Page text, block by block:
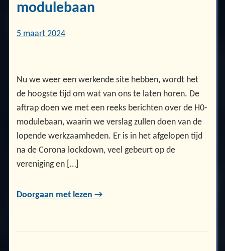
modulebaan
5 maart 2024
Nu we weer een werkende site hebben, wordt het
de hoogste tijd om wat van ons te laten horen. De
aftrap doen we met een reeks berichten over de H0-
modulebaan, waarin we verslag zullen doen van de
lopende werkzaamheden. Er is in het afgelopen tijd
na de Corona lockdown, veel gebeurt op de
vereniging en […]
Doorgaan met lezen →